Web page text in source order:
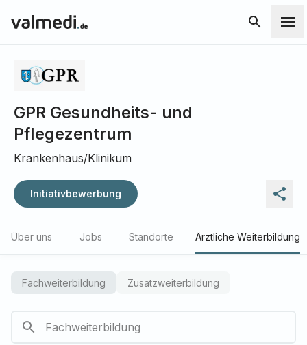
GPR Gesundheits- und
Pflegezentrum
Krankenhaus/Klinikum
Initiativbewerbung
Über uns Jobs Standorte Ärztliche Weiterbildung
Fachweiterbildung Zusatzweiterbildung